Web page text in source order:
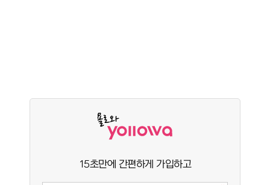
15초만에 간편하게 가입하고